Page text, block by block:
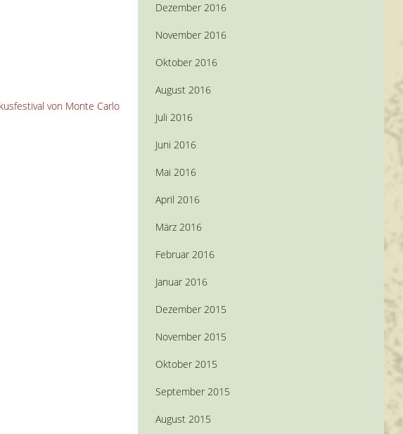
von Monte Carlo
Dezember 2016
November 2016
Oktober 2016
August 2016
Juli 2016
Juni 2016
Mai 2016
April 2016
März 2016
Februar 2016
Januar 2016
Dezember 2015
November 2015
Oktober 2015
September 2015
August 2015